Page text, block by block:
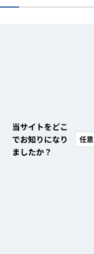
当サイトをどこ
でお知りになり
ましたか？
任意